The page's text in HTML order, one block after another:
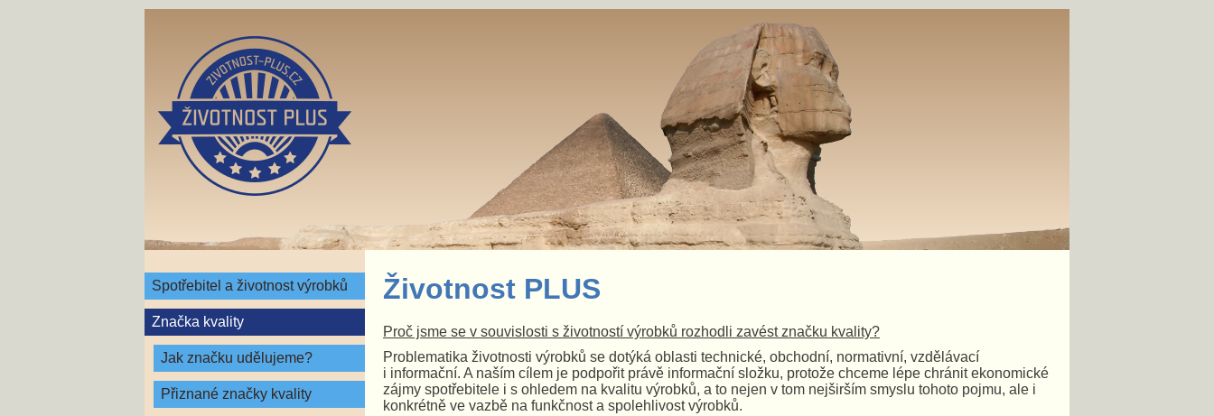
Spotřebitel a životnost výrobků
Značka kvality
Jak značku udělujeme?
Přiznané značky kvality
Životnost PLUS
Proč jsme se v souvislosti s životností výrobků rozhodli zavést značku kvality?
Problematika životnosti výrobků se dotýká oblasti technické, obchodní, normativní, vzdělávací
i informační. A naším cílem je podpořit právě informační složku, protože chceme lépe chránit ekonomické
zájmy spotřebitele i s ohledem na kvalitu výrobků, a to nejen v tom nejširším smyslu tohoto pojmu, ale i
konkrétně ve vazbě na funkčnost a spolehlivost výrobků.